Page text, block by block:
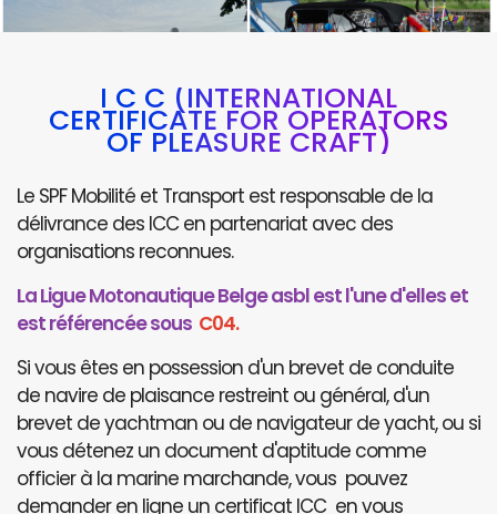
I C C (INTERNATIONAL
CERTIFICATE FOR OPERATORS
OF PLEASURE CRAFT)
Le SPF Mobilité et Transport est responsable de la
délivrance des ICC en partenariat avec des
organisations reconnues.
La Ligue Motonautique Belge asbl est l'une d'elles et
est référencée sous C04.
Si vous êtes en possession d'un brevet de conduite
de navire de plaisance restreint ou général, d'un
brevet de yachtman ou de navigateur de yacht, ou si
vous détenez un document d'aptitude comme
officier à la marine marchande, vous pouvez
demander en ligne un certificat ICC en vous